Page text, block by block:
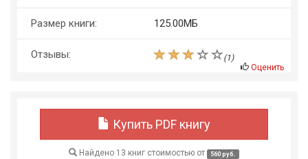
Размер книги: 125.00МБ
Отзывы: (1)
Оценить
Купить PDF книгу
Найдено 13 книг стоимостью от 560 руб.